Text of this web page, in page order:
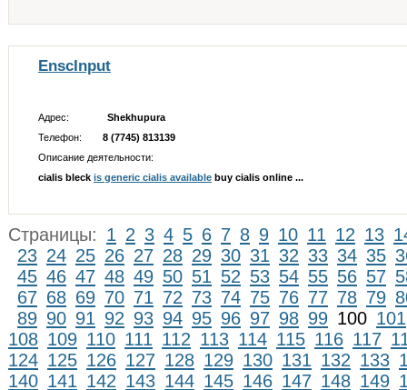
EnscInput
Адрес:
Shekhupura
Телефон:
8 (7745) 813139
Описание деятельности:
cialis bleck is generic cialis available buy cialis online ...
Страницы: 1 2 3 4 5 6 7 8 9 10 11 12 13
23 24 25 26 27 28 29 30 31 32 33 34 35
45 46 47 48 49 50 51 52 53 54 55 56 57
67 68 69 70 71 72 73 74 75 76 77 78 79
89 90 91 92 93 94 95 96 97 98 99 100 101
108 109 110 111 112 113 114 115 116 117
124 125 126 127 128 129 130 131 132 133
140 141 142 143 144 145 146 147 148 149